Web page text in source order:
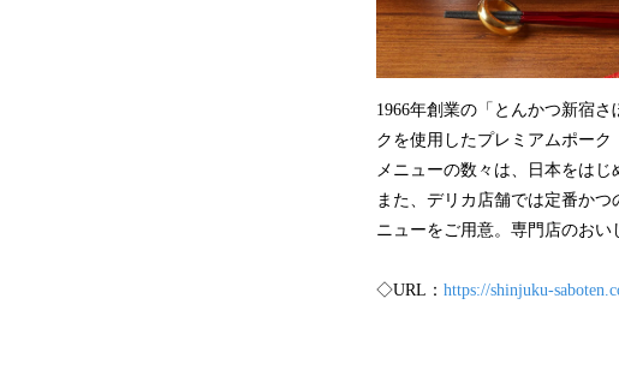
1966年創業の「とんかつ新宿
クを使用したプレミアムポーク
メニューの数々は、日本をはじ
また、デリカ店舗では定番か
ニューをご用意。専門店のおい
◇URL： https://shinjuku-